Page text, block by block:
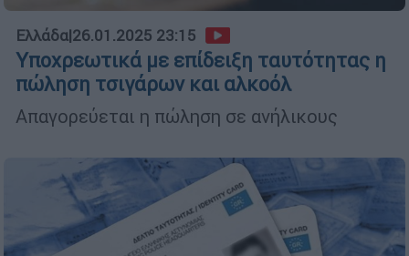
Ελλάδα|26.01.2025 23:15
Υποχρεωτικά με επίδειξη ταυτότητας η
πώληση τσιγάρων και αλκοόλ
Απαγορεύεται η πώληση σε ανήλικους